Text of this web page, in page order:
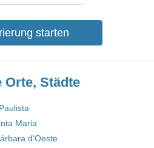
starten
Orte, Städte
Paulista
Maria
d'Oeste